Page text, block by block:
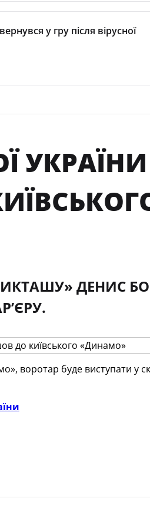
у гру після вірусної
ДЕНИС
воротар буде виступати у